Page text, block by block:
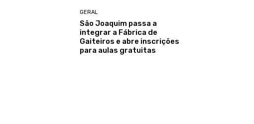
GERAL
São Joaquim passa a
integrar a Fábrica de
Gaiteiros e abre inscrições
para aulas gratuitas